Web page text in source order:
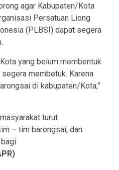
agar Kabupaten/Kota
Persatuan Liong
(PLBSI) dapat segera
yang belum membentuk
membetuk. Karena
di kabupaten/Kota,”
turut
– tim barongsai, dan